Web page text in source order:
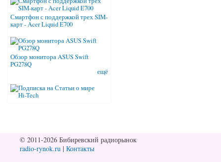
Смартфон с поддержкой трех SIM-
карт - Acer Liquid E700
Обзор монитора ASUS Swift
PG278Q
ещё
© 2011-2026 Бибиревский радиорынок
radio-rynok.ru | Контакты